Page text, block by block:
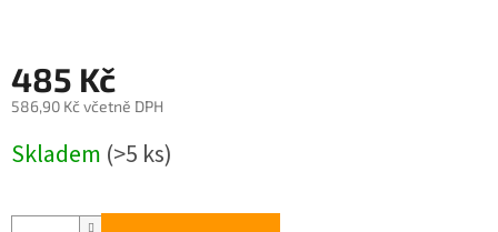
485 Kč
586,90 Kč včetně DPH
cena:
Skladem (>5 ks)